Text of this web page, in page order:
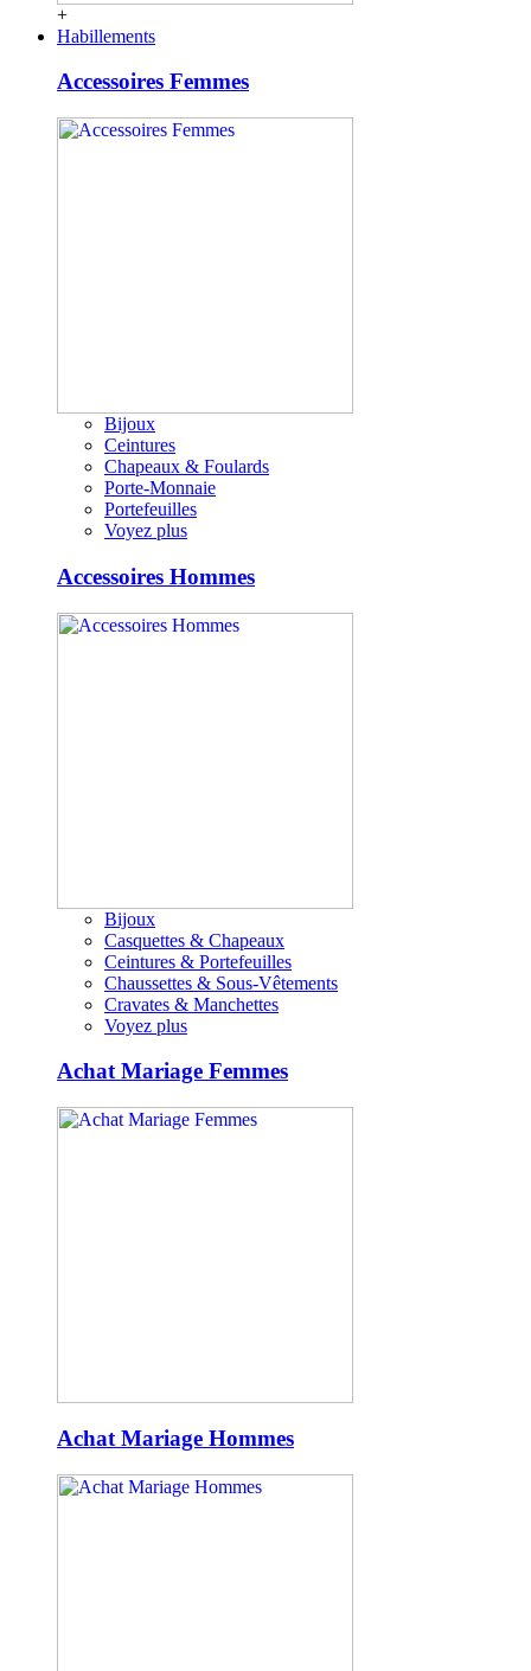
+
Habillements
Accessoires Femmes
Bijoux
Ceintures
Chapeaux & Foulards
Porte-Monnaie
Portefeuilles
Voyez plus
Accessoires Hommes
Bijoux
Casquettes & Chapeaux
Ceintures & Portefeuilles
Chaussettes & Sous-Vêtements
Cravates & Manchettes
Voyez plus
Achat Mariage Femmes
Achat Mariage Hommes